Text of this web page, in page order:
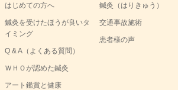
はじめての方へ
鍼灸を受けたほうが良いタ
イミング
Q & A（よくある質問）
ＷＨＯが認めた鍼灸
アート鑑賞と健康
鍼灸（はりきゅう）
交通事故施術
患者様の声